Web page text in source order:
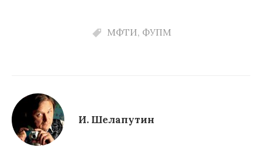
МФТИ, ФУПМ
И. Шелапутин